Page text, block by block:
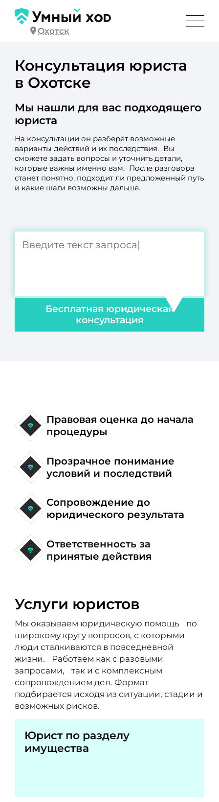
Охотск
Консультация юриста
в Охотске
Мы нашли для вас подходящего
юриста
На консультации он разберёт возможные
варианты действий и их последствия. Вы
сможете задать вопросы и уточнить детали,
которые важны именно вам. После разговора
станет понятно, подходит ли предложенный путь
и какие шаги возможны дальше.
Бесплатная юридическая
консультация
Правовая оценка до начала
процедуры
Прозрачное понимание
условий и последствий
Сопровождение до
юридического результата
Ответственность за
принятые действия
Услуги юристов
Мы оказываем юридическую помощь по
широкому кругу вопросов, с которыми
люди сталкиваются в повседневной
жизни. Работаем как с разовыми
запросами, так и с комплексным
сопровождением дел. Формат
подбирается исходя из ситуации, стадии и
возможных рисков.
Юрист по разделу
имущества